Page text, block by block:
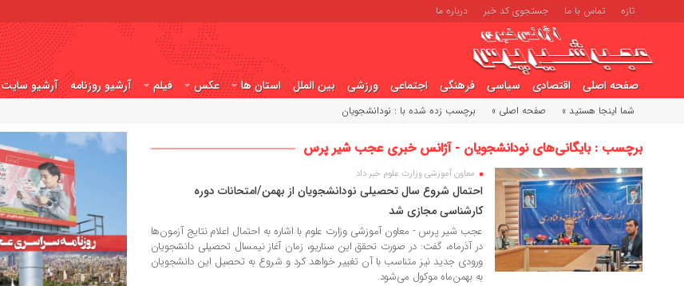
تازه تماس با ما جستجوی کد خبر درباره ما
صفحه اصلی اقتصادی سیاسی فرهنگی اجتماعی ورزشی بین الملل استان ها عکس فیلم آرشیو روزنامه آرشیو سایت
شما اینجا هستید » صفحه اصلی » برچسب زده شده با : نودانشجویان
برچسب : بایگانی‌های نودانشجویان - آژانس خبری عجب شیر پرس
20 خرداد 1405
معاون آموزشی وزارت علوم خبر داد
احتمال شروع سال تحصیلی نودانشجویان از بهمن/امتحانات دوره
کارشناسی مجازی شد
عجب شیر پرس - معاون آموزشی وزارت علوم با اشاره به احتمال اعلام نتایج آزمون‌ها
در آذرماه، گفت: در صورت تحقق این سناریو، زمان آغاز نیمسال تحصیلی دانشجویان
ورودی جدید نیز متناسب با آن تغییر خواهد کرد و شروع به تحصیل این دانشجویان
به بهمن‌ماه موکول می‌شود.